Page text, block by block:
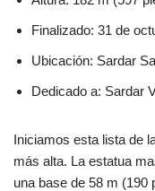
Finalizado: 31 de
Ubicación: Sardar
Dedicado a: Sardar
Iniciamos esta lista de
más alta. La estatua
una base de 58 m (190